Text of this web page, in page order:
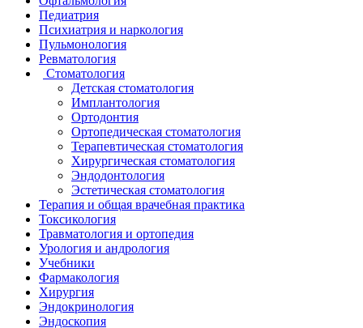
Педиатрия
Психиатрия и наркология
Пульмонология
Ревматология
Стоматология
Детская стоматология
Имплантология
Ортодонтия
Ортопедическая стоматология
Терапевтическая стоматология
Хирургическая стоматология
Эндодонтология
Эстетическая стоматология
Терапия и общая врачебная практика
Токсикология
Травматология и ортопедия
Урология и андрология
Учебники
Фармакология
Хирургия
Эндокринология
Эндоскопия